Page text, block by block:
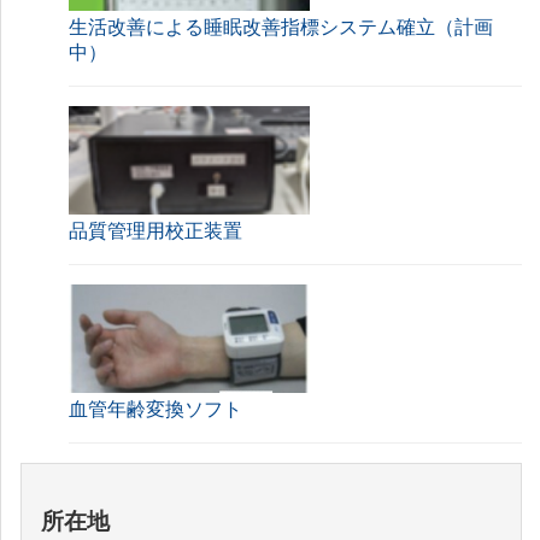
生活改善による睡眠改善指標システム確立（計画
中）
品質管理用校正装置
血管年齢変換ソフト
所在地